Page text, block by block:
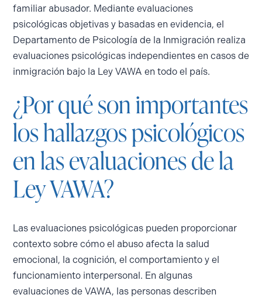
familiar abusador. Mediante evaluaciones
psicológicas objetivas y basadas en evidencia, el
Departamento de Psicología de la Inmigración realiza
evaluaciones psicológicas independientes en casos de
inmigración bajo la Ley VAWA en todo el país.
¿Por qué son importantes
los hallazgos psicológicos
en las evaluaciones de la
Ley VAWA?
Las evaluaciones psicológicas pueden proporcionar
contexto sobre cómo el abuso afecta la salud
emocional, la cognición, el comportamiento y el
funcionamiento interpersonal. En algunas
evaluaciones de VAWA, las personas describen